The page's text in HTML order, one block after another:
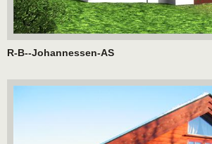
R-B--Johannessen-AS